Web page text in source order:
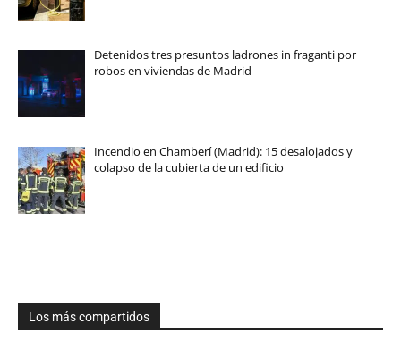
Detenidos tres presuntos ladrones in fraganti por
robos en viviendas de Madrid
Incendio en Chamberí (Madrid): 15 desalojados y
colapso de la cubierta de un edificio
Los más compartidos